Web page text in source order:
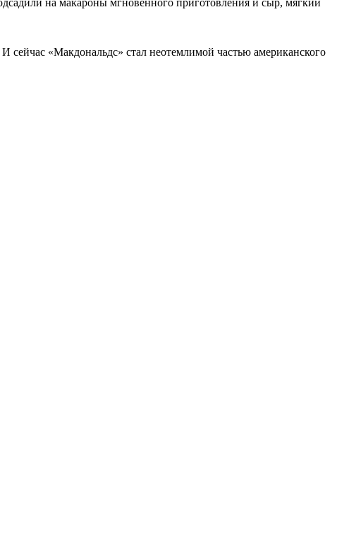
«Макдональдс» стал неотемлимой частью американского